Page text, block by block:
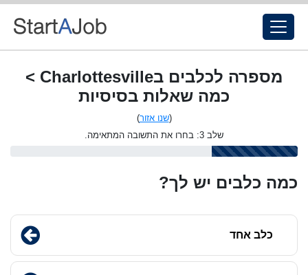
מספרה לכלבים בCharlottesville >
כמה שאלות בסיסיות
(שנו אזור)
שלב 3: בחרו את התשובה המתאימה.
כמה כלבים יש לך?
כלב אחד